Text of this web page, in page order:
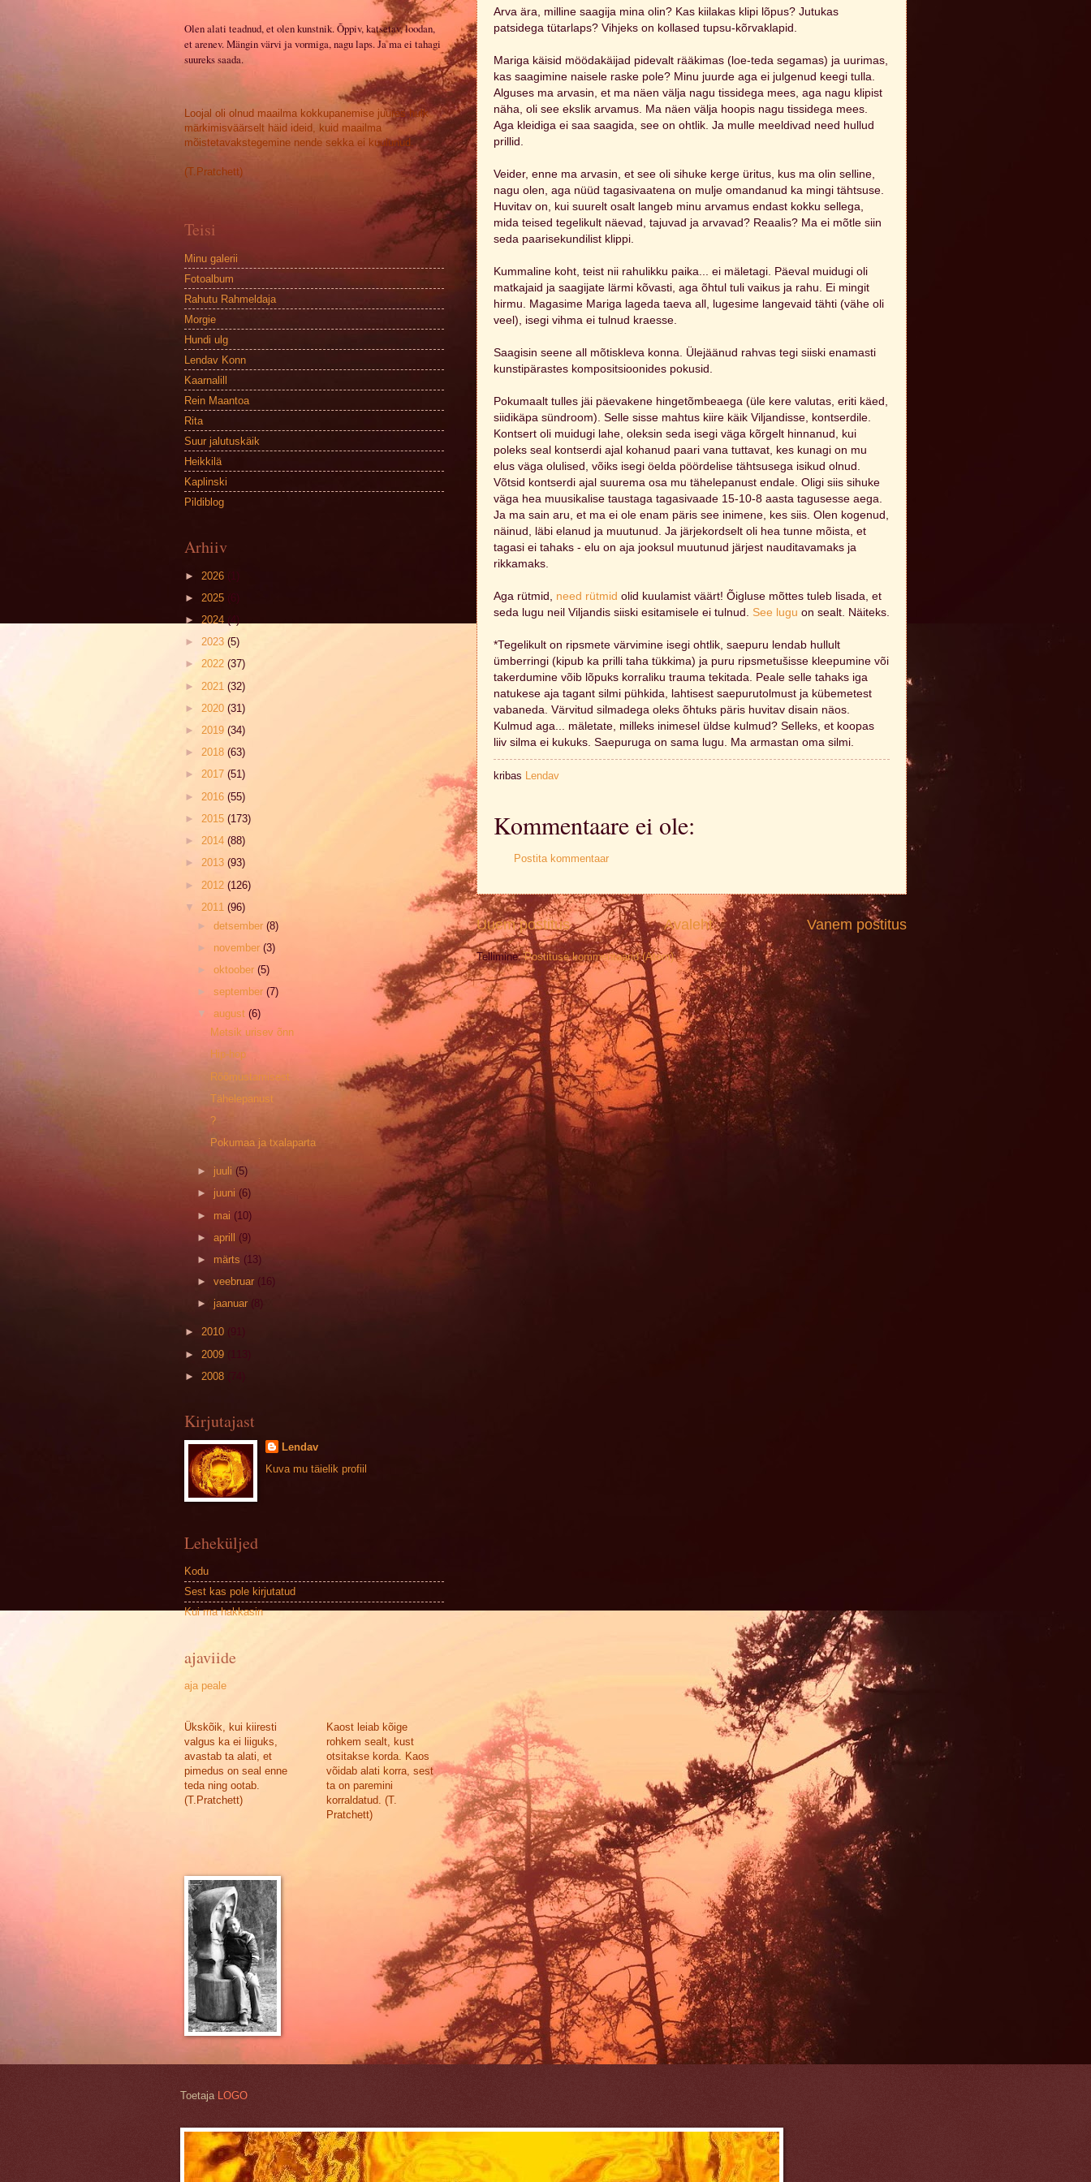
Arva ära, milline saagija mina olin? Kas kiilakas klipi lõpus? Jutukas
patsidega tütarlaps? Vihjeks on kollased tupsu-kõrvaklapid.
Mariga käisid möödakäijad pidevalt rääkimas (loe-teda segamas) ja uurimas,
kas saagimine naisele raske pole? Minu juurde aga ei julgenud keegi tulla.
Alguses ma arvasin, et ma näen välja nagu tissidega mees, aga nagu klipist
näha, oli see ekslik arvamus. Ma näen välja hoopis nagu tissidega mees.
Aga kleidiga ei saa saagida, see on ohtlik. Ja mulle meeldivad need hullud
prillid.
Veider, enne ma arvasin, et see oli sihuke kerge üritus, kus ma olin selline,
nagu olen, aga nüüd tagasivaatena on mulje omandanud ka mingi tähtsuse.
Huvitav on, kui suurelt osalt langeb minu arvamus endast kokku sellega,
mida teised tegelikult näevad, tajuvad ja arvavad? Reaalis? Ma ei mõtle siin
seda paarisekundilist klippi.
Kummaline koht, teist nii rahulikku paika... ei mäletagi. Päeval muidugi oli
matkajaid ja saagijate lärmi kõvasti, aga õhtul tuli vaikus ja rahu. Ei mingit
hirmu. Magasime Mariga lageda taeva all, lugesime langevaid tähti (vähe oli
veel), isegi vihma ei tulnud kraesse.
Saagisin seene all mõtiskleva konna. Ülejäänud rahvas tegi siiski enamasti
kunstipärastes kompositsioonides pokusid.
Pokumaalt tulles jäi päevakene hingetõmbeaega (üle kere valutas, eriti käed,
siidikäpa sündroom). Selle sisse mahtus kiire käik Viljandisse, kontserdile.
Kontsert oli muidugi lahe, oleksin seda isegi väga kõrgelt hinnanud, kui
poleks seal kontserdi ajal kohanud paari vana tuttavat, kes kunagi on mu
elus väga olulised, võiks isegi öelda pöördelise tähtsusega isikud olnud.
Võtsid kontserdi ajal suurema osa mu tähelepanust endale. Oligi siis sihuke
väga hea muusikalise taustaga tagasivaade 15-10-8 aasta tagusesse aega.
Ja ma sain aru, et ma ei ole enam päris see inimene, kes siis. Olen kogenud,
näinud, läbi elanud ja muutunud. Ja järjekordselt oli hea tunne mõista, et
tagasi ei tahaks - elu on aja jooksul muutunud järjest nauditavamaks ja
rikkamaks.
Aga rütmid, need rütmid olid kuulamist väärt! Õigluse mõttes tuleb lisada, et
seda lugu neil Viljandis siiski esitamisele ei tulnud. See lugu on sealt. Näiteks.
*Tegelikult on ripsmete värvimine isegi ohtlik, saepuru lendab hullult
ümberringi (kipub ka prilli taha tükkima) ja puru ripsmetušisse kleepumine või
takerdumine võib lõpuks korraliku trauma tekitada. Peale selle tahaks iga
natukese aja tagant silmi pühkida, lahtisest saepurutolmust ja kübemetest
vabaneda. Värvitud silmadega oleks õhtuks päris huvitav disain näos.
Kulmud aga... mäletate, milleks inimesel üldse kulmud? Selleks, et koopas
liiv silma ei kukuks. Saepuruga on sama lugu. Ma armastan oma silmi.
kribas Lendav
Kommentaare ei ole:
Postita kommentaar
Uuem postitus Vanem postitus
Avaleht
Tellimine:Postituse kommentaarid (Atom)
Olen alati teadnud, et olen kunstnik. Õppiv, katsetav, loodan,
et arenev. Mängin värvi ja vormiga, nagu laps. Ja ma ei tahagi
suureks saada.
Loojal oli olnud maailma kokkupanemise juures hulk
märkimisväärselt häid ideid, kuid maailma
mõistetavakstegemine nende sekka ei kuulunud.
(T.Pratchett)
Teisi
Minu galerii
Fotoalbum
Rahutu Rahmeldaja
Morgie
Hundi ulg
Lendav Konn
Kaarnalill
Rein Maantoa
Rita
Suur jalutuskäik
Heikkilä
Kaplinski
Pildiblog
Arhiiv
► 2026 (1)
► 2025 (6)
► 2024 (4)
► 2023 (5)
► 2022 (37)
► 2021 (32)
► 2020 (31)
► 2019 (34)
► 2018 (63)
► 2017 (51)
► 2016 (55)
► 2015 (173)
► 2014 (88)
► 2013 (93)
► 2012 (126)
▼ 2011 (96)
►detsember(8)
► november(3)
►oktoober(5)
►september(7)
▼august(6)
Metsik urisev õnn
Hip-hop
Rõõmustamisest
Tähelepanust
?
Pokumaa ja txalaparta
► juuli (5)
► juuni (6)
► mai (10)
►aprill (9)
► märts (13)
►veebruar (16)
► jaanuar (8)
► 2010 (91)
► 2009
► 2008
Kirjutajast
Lendav
Kuva mu täielik profiil
Leheküljed
Kodu
Sest kas pole kirjutatud
Kui ma hakkasin
ajaviide
aja peale
Ükskõik, kui kiiresti
valgus ka ei liiguks,
avastab ta alati, et
pimedus on seal enne
teda ning ootab.
(T.Pratchett)
Kaost leiab kõige
rohkem sealt, kust
otsitakse korda. Kaos
võidab alati korra, sest
ta on paremini
korraldatud. (T.
Pratchett)
Toetaja LOGO